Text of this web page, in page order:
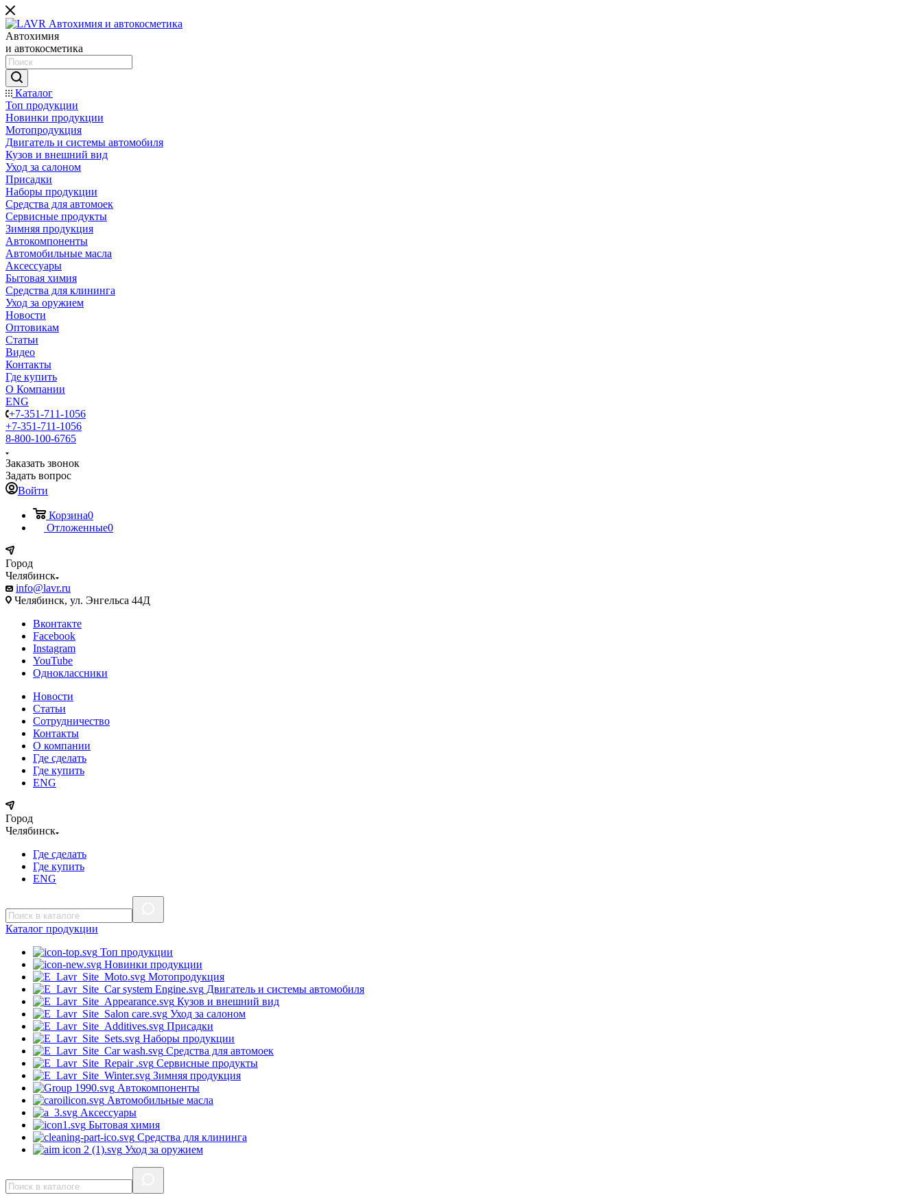
Автохимия
и автокосметика
Каталог
Топ продукции
Новинки продукции
Мотопродукция
Двигатель и системы автомобиля
Кузов и внешний вид
Уход за салоном
Присадки
Наборы продукции
Средства для автомоек
Сервисные продукты
Зимняя продукция
Автокомпоненты
Автомобильные масла
Аксессуары
Бытовая химия
Средства для клининга
Уход за оружием
Новости
Оптовикам
Статьи
Видео
Контакты
Где купить
О Компании
ENG
+7-351-711-1056
+7-351-711-1056
8-800-100-6765
Заказать звонок
Задать вопрос
Войти
Корзина0
Отложенные0
Город
Челябинск
info@lavr.ru
Челябинск, ул. Энгельса 44Д
Вконтакте
Facebook
Instagram
YouTube
Одноклассники
Новости
Статьи
Сотрудничество
Контакты
О компании
Где сделать
Где купить
ENG
Город
Челябинск
Где сделать
Где купить
ENG
Каталог продукции
Топ продукции
Новинки продукции
Мотопродукция
Двигатель и системы автомобиля
Кузов и внешний вид
Уход за салоном
Присадки
Наборы продукции
Средства для автомоек
Сервисные продукты
Зимняя продукция
Автокомпоненты
Автомобильные масла
Аксессуары
Бытовая химия
Средства для клининга
Уход за оружием